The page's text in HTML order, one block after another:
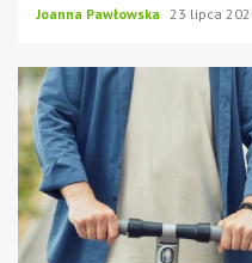
Joanna Pawłowska 23 lipca